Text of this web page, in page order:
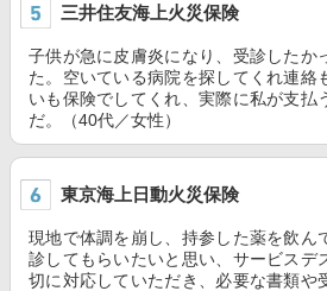
三井住友海上火災保険
子供が急に皮膚炎になり、受診したか
た。空いている病院を探してくれ連絡
いも保険でしてくれ、実際に私が支払
だ。（40代／女性）
東京海上日動火災保険
現地で体調を崩し、持参した薬を飲ん
診してもらいたいと思い、サービスデ
切に対応していただき、必要な書類や